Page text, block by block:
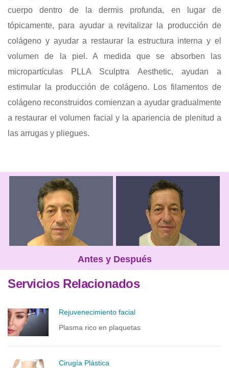
cuerpo dentro de la dermis profunda, en lugar de
tópicamente, para ayudar a revitalizar la producción de
colágeno y ayudar a restaurar la estructura interna y el
volumen de la piel. A medida que se absorben las
micropartículas PLLA Sculptra Aesthetic, ayudan a
estimular la producción de colágeno. Los filamentos de
colágeno reconstruidos comienzan a ayudar gradualmente
a restaurar el volumen facial y la apariencia de plenitud a
las arrugas y pliegues.
Antes y Después
Servicios Relacionados
Rejuvenecimiento facial
Plasma rico en plaquetas
Cirugía Plástica